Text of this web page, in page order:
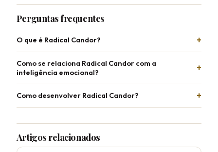
Perguntas frequentes
O que é Radical Candor?
Como se relaciona Radical Candor com a
inteligência emocional?
Como desenvolver Radical Candor?
Artigos relacionados